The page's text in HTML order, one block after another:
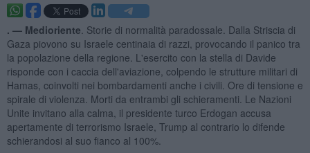
. — Medioriente . Storie di normalità paradossale. Dalla Striscia di
Gaza piovono su Israele centinaia di razzi, provocando il panico tra
la popolazione della regione. L'esercito con la stella di Davide
risponde con i caccia dell'aviazione, colpendo le strutture militari di
Hamas, coinvolti nei bombardamenti anche i civili. Ore di tensione e
spirale di violenza. Morti da entrambi gli schieramenti. Le Nazioni
Unite invitano alla calma, il presidente turco Erdogan accusa
apertamente di terrorismo Israele, Trump al contrario lo difende
schierandosi al suo fianco al 100%.